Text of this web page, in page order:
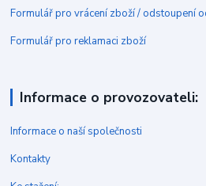
Formulář pro vrácení zboží / odstoupení
Formulář pro reklamaci zboží
Informace o provozovateli:
Informace o naší společnosti
Kontakty